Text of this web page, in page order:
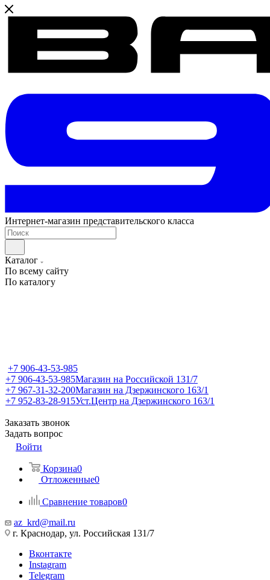
Интернет-магазин представительского класса
Каталог
По всему сайту
По каталогу
+7 906-43-53-985
+7 906-43-53-985Магазин на Российской 131/7
+7 967-31-32-200Магазин на Дзержинского 163/1
+7 952-83-28-915Уст.Центр на Дзержинского 163/1
Заказать звонок
Задать вопрос
Войти
Корзина0
Отложенные0
Сравнение товаров0
az_krd@mail.ru
г. Краснодар, ул. Российская 131/7
Вконтакте
Instagram
Telegram